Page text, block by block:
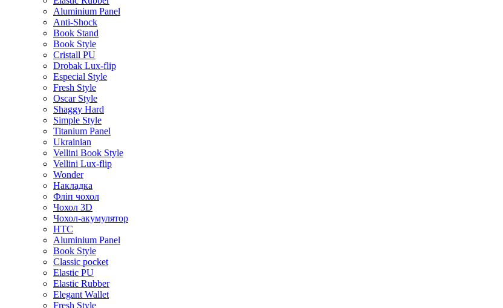
Aluminium Panel
Anti-Shock
Book Stand
Book Style
Cristall PU
Drobak Lux-flip
Especial Style
Fresh Style
Oscar Style
Shaggy Hard
Simple Style
Titanium Panel
Ukrainian
Vellini Book Style
Vellini Lux-flip
Wonder
Накладка
Фліп чохол
Чохол 3D
Чохол-акумулятор
HTC
Aluminium Panel
Book Style
Classic pocket
Elastic PU
Elastic Rubber
Elegant Wallet
Fresh Style